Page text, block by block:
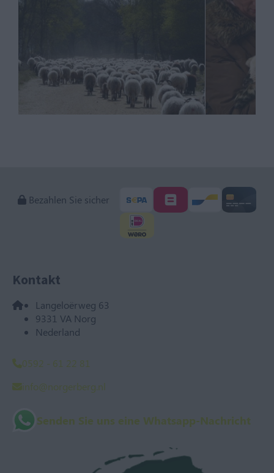
Bezahlen Sie sicher
Kontakt
Langeloërweg 63
9331 VA Norg
Nederland
0592 - 61 22 81
info@norgerberg.nl
Senden Sie uns eine Whatsapp-Nachricht